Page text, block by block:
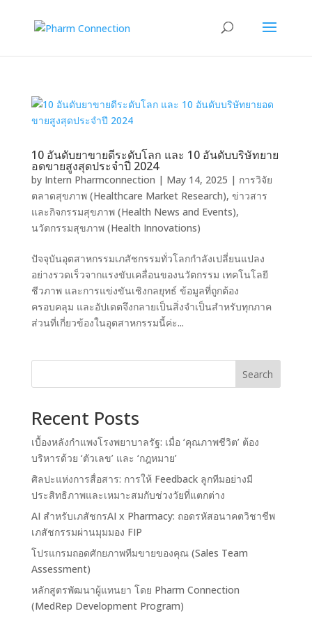
10 อันดับยาขายดีระดับโลก และ 10 อันดับบริษัทยาย
อดขายสูงสุดประจำปี 2024
by Intern Pharmconnection | May 14, 2025 | การวิจัย
ตลาดสุขภาพ (Healthcare Market Research), ข่าวสาร
และกิจกรรมสุขภาพ (Health News and Events),
นวัตกรรมสุขภาพ (Health Innovations)
ปัจจุบันอุตสาหกรรมเภสัชกรรมทั่วโลกกำลังเปลี่ยนแปลง
อย่างรวดเร็วจากแรงขับเคลื่อนของนวัตกรรม เทคโนโลยี
ชีวภาพ และการแข่งขันเชิงกลยุทธ์ ข้อมูลที่ถูกต้อง
ครอบคลุม และอัปเดตจึงกลายเป็นสิ่งจำเป็นสำหรับทุกภาค
ส่วนที่เกี่ยวข้องในอุตสาหกรรมนี้ค่ะ...
Search
Recent Posts
เบื้องหลังกำแพงโรงพยาบาลรัฐ: เมื่อ ‘คุณภาพชีวิต’ ต้อง
บริหารด้วย ‘ตัวเลข’ และ ‘กฎหมาย’
ศิลปะแห่งการสื่อสาร: การให้ Feedback ลูกทีมอย่างมี
ประสิทธิภาพและเหมาะสมกับช่วงวัยที่แตกต่าง
AI สำหรับเภสัชกรAI x Pharmacy: ถอดรหัสอนาคตวิชาชีพ
เภสัชกรรมผ่านมุมมอง FIP
โปรแกรมถอดศักยภาพทีมขายของคุณ (Sales Team
Assessment)
หลักสูตรพัฒนาผู้แทนยา โดย Pharm Connection
(MedRep Development Program)